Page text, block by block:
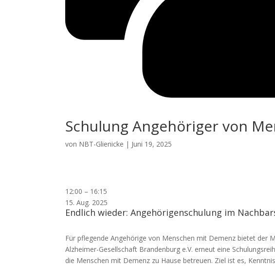
Schulung Angehöriger von
von NBT-Glienicke | Juni 19, 2025
Schulung
Angehöriger
von
mit
Demenz
12:00 – 16:15
15. Aug. 2025
Endlich wieder: Angehörigenschulung im
Für pflegende Angehörige von Menschen mit Demenz bietet der
Alzheimer-Gesellschaft Brandenburg e.V. erneut eine
die Menschen mit Demenz zu Hause betreuen. Ziel ist es,